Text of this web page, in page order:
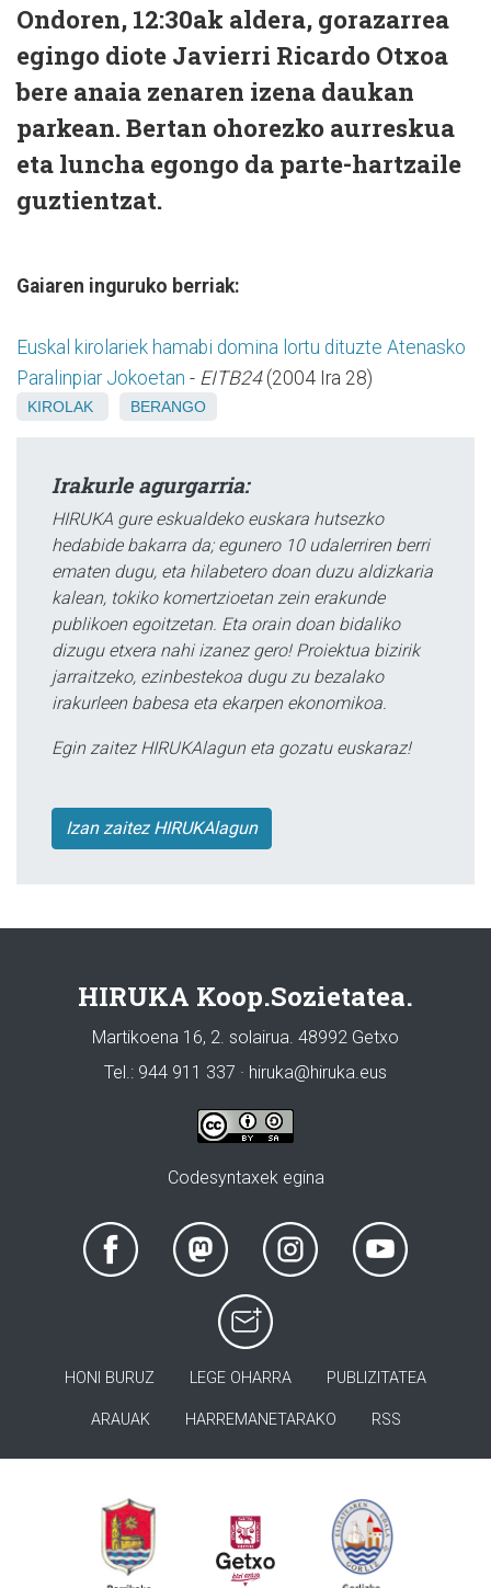
Ondoren, 12:30ak aldera, gorazarrea
egingo diote Javierri Ricardo Otxoa
bere anaia zenaren izena daukan
parkean. Bertan ohorezko aurreskua
eta luncha egongo da parte-hartzaile
guztientzat.
Gaiaren inguruko berriak:
Euskal kirolariek hamabi domina lortu dituzte Atenasko
Paralinpiar Jokoetan - EITB24(2004 Ira 28)
KIROLAK BERANGO
Irakurle agurgarria:
HIRUKA gure eskualdeko euskara hutsezko
hedabide bakarra da; egunero 10 udalerriren berri
ematen dugu, eta hilabetero doan duzu aldizkaria
kalean, tokiko komertzioetan zein erakunde
publikoen egoitzetan. Eta orain doan bidaliko
dizugu etxera nahi izanez gero! Proiektua bizirik
jarraitzeko, ezinbestekoa dugu zu bezalako
irakurleen babesa eta ekarpen ekonomikoa.
Egin zaitez HIRUKAlagun eta gozatu euskaraz!
Izan zaitez HIRUKAlagun
HIRUKA Koop.Sozietatea.
Martikoena 16, 2. solairua. 48992 Getxo
Tel.: 944 911 337 · hiruka@hiruka.eus
Codesyntaxek egina
HONI BURUZ LEGE OHARRA PUBLIZITATEA
ARAUAK HARREMANETARAKO RSS